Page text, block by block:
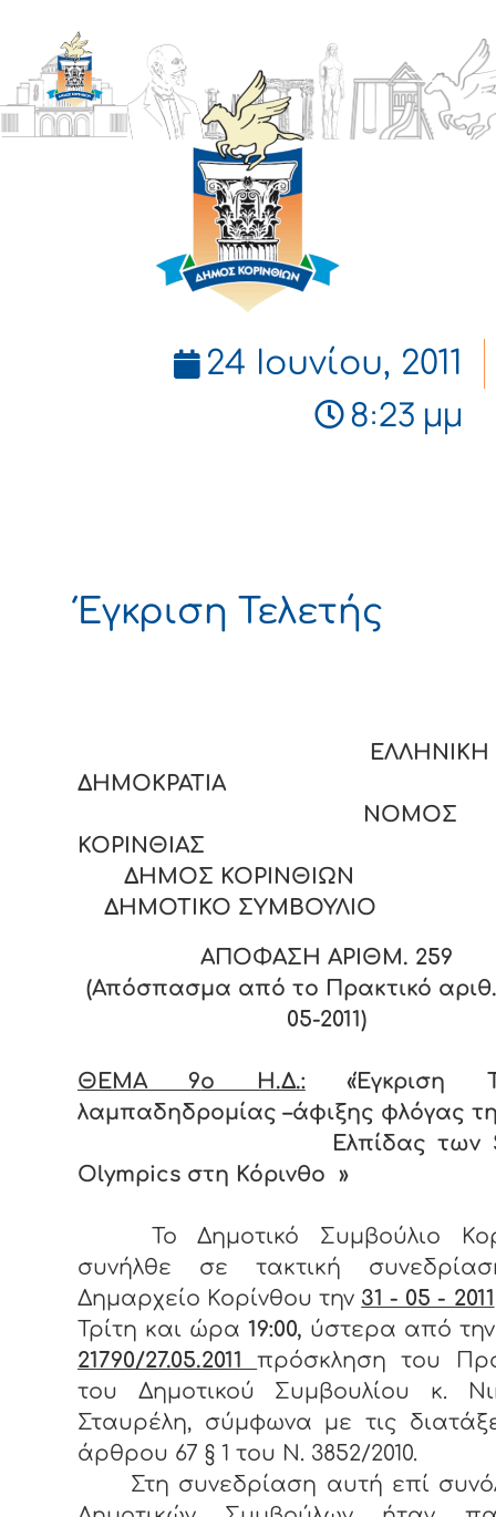
ΔΗΜΟΣ
ΚΟΡΙΝΘΙΩΝ
24 Ιουνίου, 2011
8:23 μμ
Έγκριση Τελετής
ΕΛΛΗΝΙΚΗ
ΔΗΜΟΚΡΑΤΙΑ
ΝΟΜΟΣ
ΚΟΡΙΝΘΙΑΣ
ΔΗΜΟΣ ΚΟΡΙΝΘΙΩΝ
ΔΗΜΟΤΙΚΟ ΣΥΜΒΟΥΛΙΟ
ΑΠΟΦΑΣΗ ΑΡΙΘΜ. 259
(Απόσπασμα από το Πρακτικό αριθ.
05-2011)
ΘΕΜΑ 9o Η.Δ.:«Έγκριση
λαμπαδηδρομίας –άφιξης φλόγας
Ελπίδας των
Olympics στη Κόρινθο »
Το Δημοτικό Συμβούλιο
συνήλθε σε τακτική
Δημαρχείο Κορίνθου την 31 - 05 - 2011
Τρίτη και ώρα 19:00, ύστερα από
21790/27.05.2011πρόσκληση του
του Δημοτικού Συμβουλίου κ.
Σταυρέλη, σύμφωνα με τις
άρθρου 67 § 1 του Ν. 3852/2010.
Στη συνεδρίαση αυτή επί